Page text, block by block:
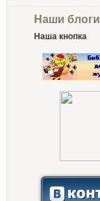
Наши блоги
Наша кнопка